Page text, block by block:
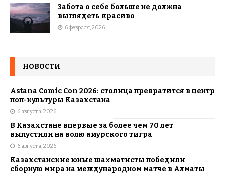
Забота о себе больше не должна
выглядеть красиво
6 февраля, 2026
НОВОСТИ
Astana Comic Con 2026: столица превратится в центр
поп-культуры Казахстана
6 августа, 2026
В Казахстане впервые за более чем 70 лет
выпустили на волю амурского тигра
6 августа, 2026
Казахстанские юные шахматисты победили
сборную мира на международном матче в Алматы